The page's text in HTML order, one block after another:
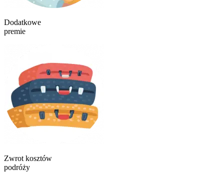
Dodatkowe
premie
Zwrot kosztów
podróży